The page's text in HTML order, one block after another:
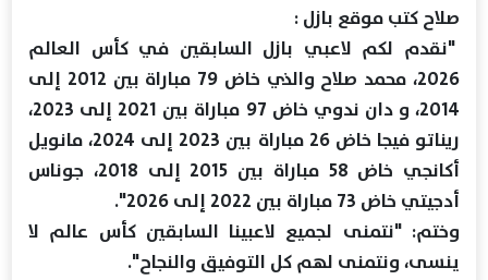
صلاح كتب موقع بازل :
"نقدم لكم لاعبي بازل السابقين في كأس العالم
2026، محمد صلاح والذي خاض 79 مباراة بين 2012 إلى
2014، و دان ندوي خاض 97 مباراة بين 2021 إلى 2023،
ريناتو فيجا خاض 26 مباراة بين 2023 إلى 2024، مانويل
أكانجي خاض 58 مباراة بين 2015 إلى 2018، جوناس
أدجيتي خاض 73 مباراة بين 2022 إلى 2026".
وختم: "نتمنى لجميع لاعبينا السابقين كأس عالم لا
ينسى، ونتمنى لهم كل التوفيق والنجاح".